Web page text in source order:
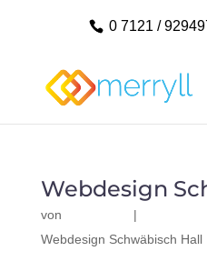
0 7121 /
Webdesign
von |
Webdesign Schwäbisch Hall